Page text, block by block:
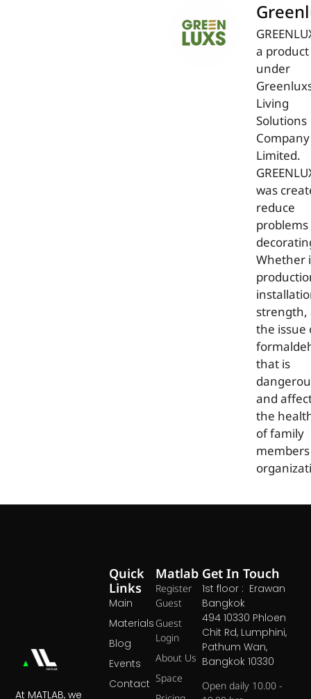
a product
under
Living
Solutions
Company
Limited.
was
reduce
Whether
strength,
the issue
that is
and
the
of family
At MATLAB, we
Matlab
Register
Guest
Guest
Login
About Us
Space
Quick
Links
Main
Materials
Blog
Events
Contact
Get In Touch
1st floor : Erawan
Bangkok
494 10330 Phloen
Chit Rd, Lumphini,
Pathum Wan,
Bangkok 10330
Open daily 10.00 -